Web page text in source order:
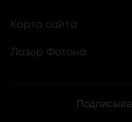
Карта сайта
Лазер Фотона